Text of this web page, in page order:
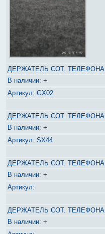
ДЕРЖАТЕЛЬ СОТ. ТЕЛЕФОНА
+
GX02
ДЕРЖАТЕЛЬ СОТ. ТЕЛЕФОНА
+
SX44
ДЕРЖАТЕЛЬ СОТ. ТЕЛЕФОНА
+
ДЕРЖАТЕЛЬ СОТ. ТЕЛЕФОНА
+